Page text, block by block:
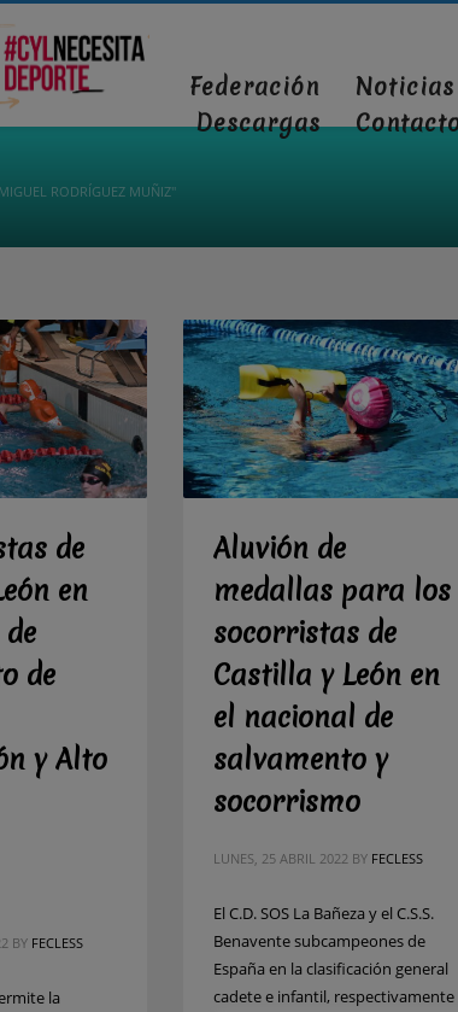
Federación Noticias
Descargas
RODRÍGUEZ MUÑIZ"
de
en
de
y Alto
BY FECLESS
la
Aluvión de
medallas para los
socorristas de
Castilla y León en
el nacional de
salvamento y
socorrismo
LUNES, 25 ABRIL 2022 BY FECLESS
El C.D. SOS La Bañeza y el C.S.S.
Benavente subcampeones de
España en la clasificación general
cadete e infantil, respectivamente